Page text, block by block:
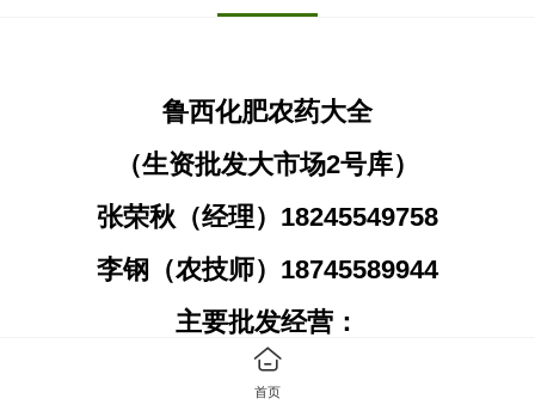
鲁西化肥农药大全
（生资批发大市场2号库）
张荣秋（经理）18245549758
李钢（农技师）18745589944
主要批发经营：
水旱田除草剂 水稻苗床杀菌剂 杀虫剂
首页